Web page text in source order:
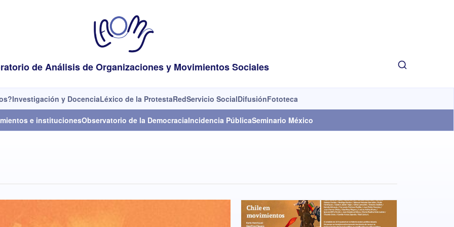
de Análisis de Organizaciones y Movimientos Sociales
Investigación y DocenciaLéxico de la ProtestaRedServicio SocialDifusiónFototeca
e institucionesObservatorio de la DemocraciaIncidencia PúblicaSeminario México